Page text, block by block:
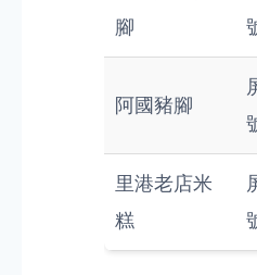
腳
阿國豬腳
里港老店米
糕